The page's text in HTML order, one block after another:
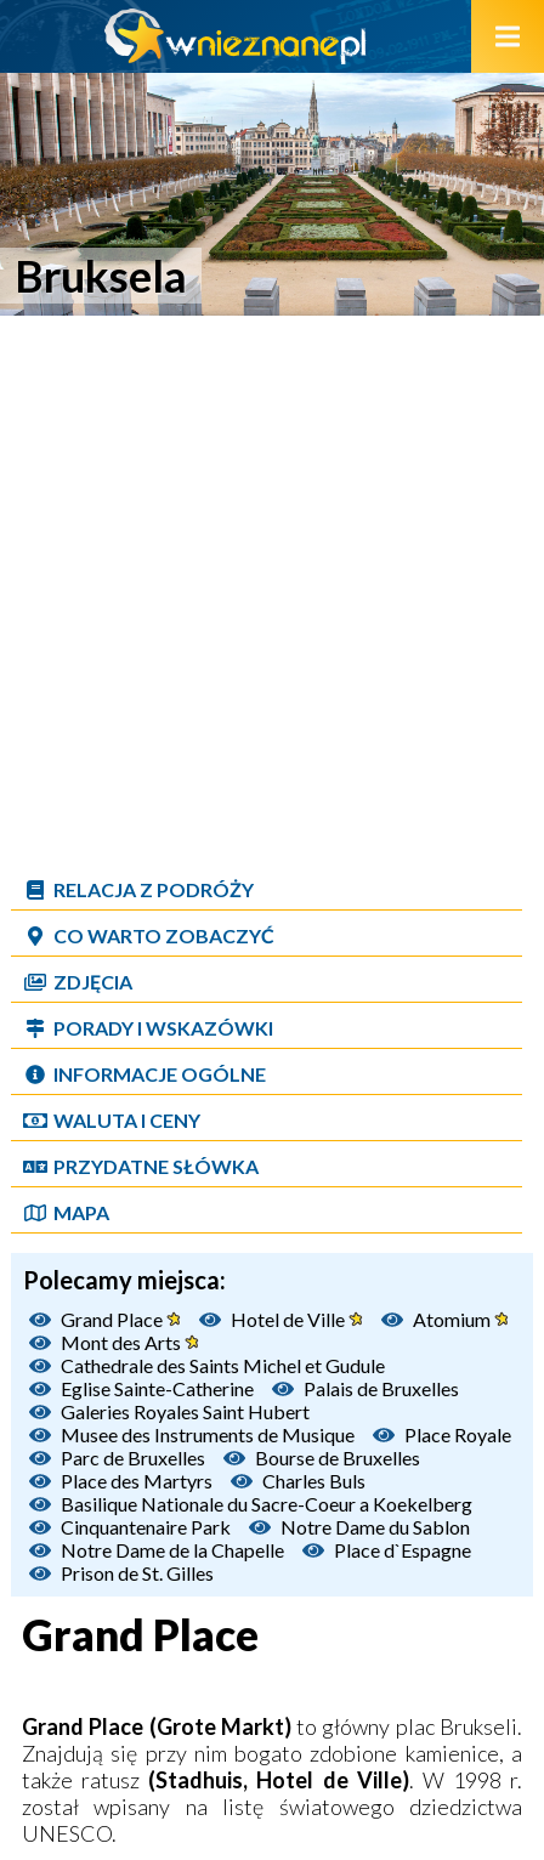
Bruksela
RELACJA Z PODRÓŻY
CO WARTO ZOBACZYĆ
ZDJĘCIA
PORADY I WSKAZÓWKI
INFORMACJE OGÓLNE
WALUTA I CENY
PRZYDATNE SŁÓWKA
MAPA
Polecamy miejsca:
Grand Place Hotel de Ville
Atomium
Mont des Arts
Cathedrale des Saints Michel et Gudule
Eglise Sainte-Catherine
Palais de Bruxelles
Galeries Royales Saint Hubert
Musee des Instruments de Musique
Place Royale
Parc de Bruxelles
Bourse de Bruxelles
Place des Martyrs
Charles Buls
Basilique Nationale du Sacre-Coeur a Koekelberg
Cinquantenaire Park
Notre Dame du Sablon
Notre Dame de la Chapelle
Place d`Espagne
Prison de St. Gilles
Grand Place
Grand Place (Grote Markt)to główny plac Brukseli.
Znajdują się przy nim bogato zdobione kamienice, a
także ratusz (Stadhuis, Hotel de Ville). W 1998 r.
został wpisany na listę światowego dziedzictwa
UNESCO.